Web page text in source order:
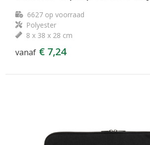
6627op voorraad
Polyester
8 x 38 x 28 cm
vanaf € 7,24